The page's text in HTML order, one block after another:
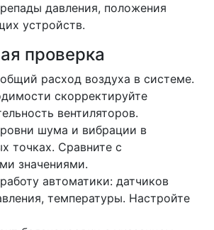
давления, положения
устройств.
проверка
расход воздуха в системе.
скорректируйте
вентиляторов.
шума и вибрации в
точках. Сравните с
значениями.
автоматики: датчиков
температуры. Настройте